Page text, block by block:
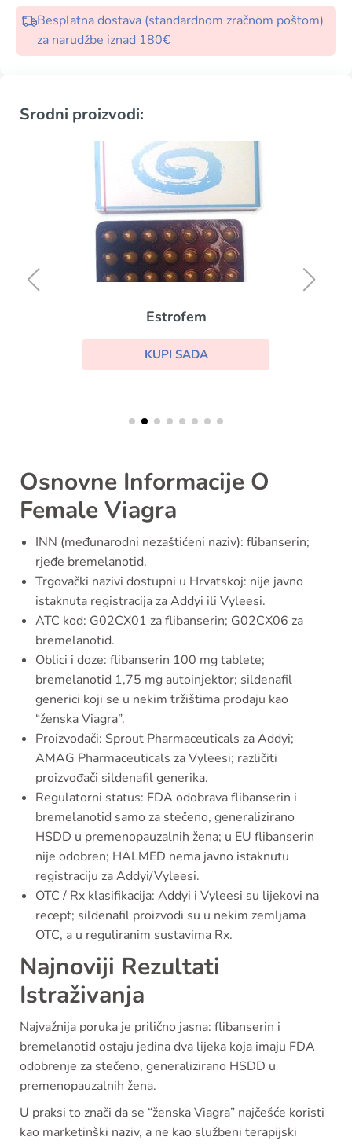
Besplatna dostava (standardnom zračnom poštom)
za narudžbe iznad 180€
Srodni proizvodi:
Estrofem
KUPI SADA
Osnovne Informacije O
Female Viagra
INN (međunarodni nezaštićeni naziv): flibanserin;
rjeđe bremelanotid.
Trgovački nazivi dostupni u Hrvatskoj: nije javno
istaknuta registracija za Addyi ili Vyleesi.
ATC kod: G02CX01 za flibanserin; G02CX06 za
bremelanotid.
Oblici i doze: flibanserin 100 mg tablete;
bremelanotid 1,75 mg autoinjektor; sildenafil
generici koji se u nekim tržištima prodaju kao
“ženska Viagra”.
Proizvođači: Sprout Pharmaceuticals za Addyi;
AMAG Pharmaceuticals za Vyleesi; različiti
proizvođači sildenafil generika.
Regulatorni status: FDA odobrava flibanserin i
bremelanotid samo za stečeno, generalizirano
HSDD u premenopauzalnih žena; u EU flibanserin
nije odobren; HALMED nema javno istaknutu
registraciju za Addyi/Vyleesi.
OTC / Rx klasifikacija: Addyi i Vyleesi su lijekovi na
recept; sildenafil proizvodi su u nekim zemljama
OTC, a u reguliranim sustavima Rx.
Najnoviji Rezultati
Istraživanja
Najvažnija poruka je prilično jasna: flibanserin i
bremelanotid ostaju jedina dva lijeka koja imaju FDA
odobrenje za stečeno, generalizirano HSDD u
premenopauzalnih žena.
U praksi to znači da se “ženska Viagra” najčešće koristi
kao marketinški naziv, a ne kao službeni terapijski